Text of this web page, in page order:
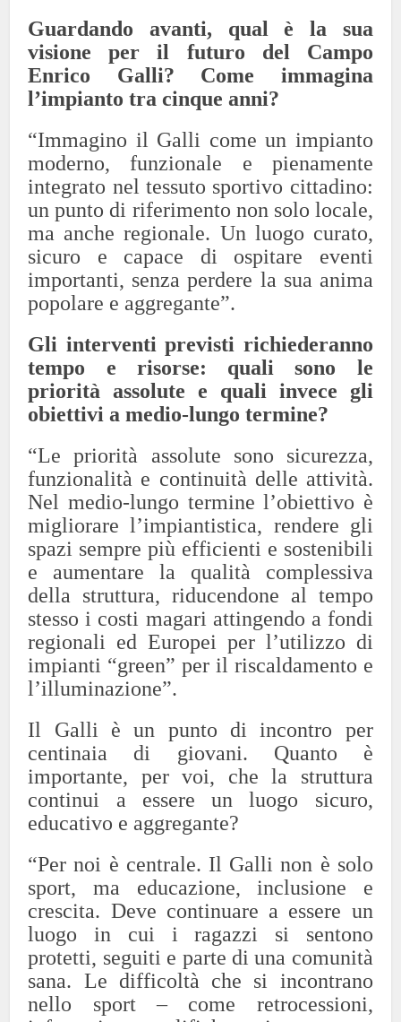
Guardando avanti, qual è la sua
visione per il futuro del Campo
Enrico Galli? Come immagina
l’impianto tra cinque anni?
“Immagino il Galli come un impianto
moderno, funzionale e pienamente
integrato nel tessuto sportivo cittadino:
un punto di riferimento non solo locale,
ma anche regionale. Un luogo curato,
sicuro e capace di ospitare eventi
importanti, senza perdere la sua anima
popolare e aggregante”.
Gli interventi previsti richiederanno
tempo e risorse: quali sono le
priorità assolute e quali invece gli
obiettivi a medio-lungo termine?
“Le priorità assolute sono sicurezza,
funzionalità e continuità delle attività.
Nel medio-lungo termine l’obiettivo è
migliorare l’impiantistica, rendere gli
spazi sempre più efficienti e sostenibili
e aumentare la qualità complessiva
della struttura, riducendone al tempo
stesso i costi magari attingendo a fondi
regionali ed Europei per l’utilizzo di
impianti “green” per il riscaldamento e
l’illuminazione”.
Il Galli è un punto di incontro per
centinaia di giovani. Quanto è
importante, per voi, che la struttura
continui a essere un luogo sicuro,
educativo e aggregante?
“Per noi è centrale. Il Galli non è solo
sport, ma educazione, inclusione e
crescita. Deve continuare a essere un
luogo in cui i ragazzi si sentono
protetti, seguiti e parte di una comunità
sana. Le difficoltà che si incontrano
nello sport – come retrocessioni,